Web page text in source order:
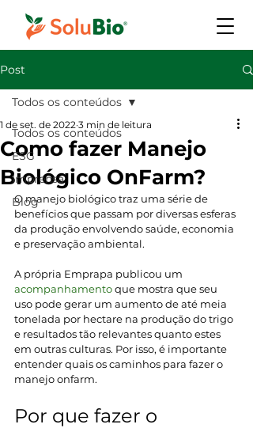
Post
Todos os conteúdos
ESG
Imprensa
Blog
Todos os conteúdos
Como fazer Manejo
Biológico OnFarm?
1 de set. de 2022 3 min de leitura
O manejo biológico traz uma série de
benefícios que passam por diversas esferas
da produção envolvendo saúde, economia
e preservação ambiental.
A própria Emprapa publicou um
acompanhamento que mostra que seu
uso pode gerar um aumento de até meia
tonelada por hectare na produção do trigo
e resultados tão relevantes quanto estes
em outras culturas. Por isso, é importante
entender quais os caminhos para fazer o
manejo onfarm.
Por que fazer o